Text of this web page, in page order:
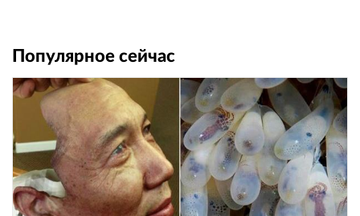
Популярное сейчас